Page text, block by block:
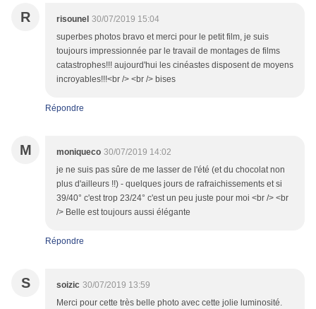
R risounel 30/07/2019 15:04
superbes photos bravo et merci pour le petit film, je suis
toujours impressionnée par le travail de montages de films
catastrophes!!! aujourd'hui les cinéastes disposent de moyens
incroyables!!!<br /> <br /> bises
Répondre
M moniqueco 30/07/2019 14:02
je ne suis pas sûre de me lasser de l'été (et du chocolat non
plus d'ailleurs !!) - quelques jours de rafraichissements et si
39/40° c'est trop 23/24° c'est un peu juste pour moi <br /> <br
/> Belle est toujours aussi élégante
Répondre
S soizic 30/07/2019 13:59
Merci pour cette très belle photo avec cette jolie luminosité.